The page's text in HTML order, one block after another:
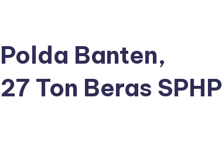
Banten,
Ton Beras SPHP